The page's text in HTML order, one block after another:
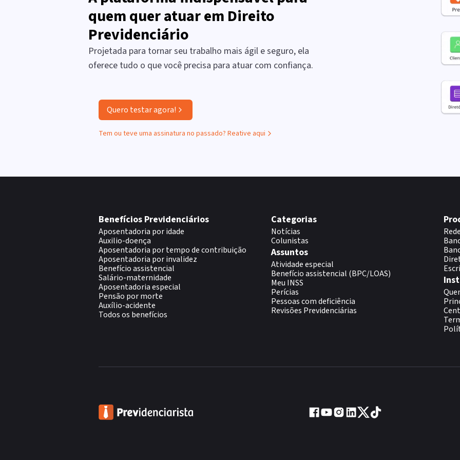
quem quer atuar em Direito
Previdenciário
Projetada para tornar seu trabalho mais ágil e seguro, ela
oferece tudo o que você precisa para atuar com confiança.
Quero testar agora!
Tem ou teve uma assinatura no passado? Reative aqui
Benefícios Previdenciários
Aposentadoria por idade
Auxilio-doença
Aposentadoria por tempo de contribuição
Aposentadoria por invalidez
Benefício assistencial
Salário-maternidade
Aposentadoria especial
Pensão por morte
Auxílio-acidente
Todos os benefícios
Categorias
Notícias
Colunistas
Assuntos
Atividade especial
Benefício assistencial (BPC/LOAS)
Meu INSS
Perícias
Pessoas com deficiência
Revisões Previdenciárias